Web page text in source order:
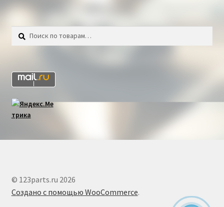
Искать:
Поиск
© 123parts.ru 2026
Создано с помощью WooCommerce.